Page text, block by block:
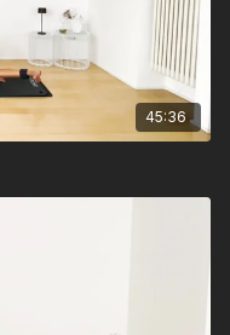
45:36